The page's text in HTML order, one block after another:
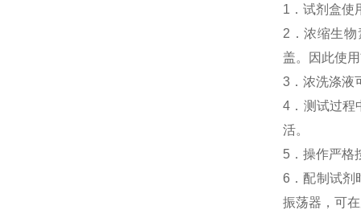
1．试剂盒使
2．浓缩生
盖。因此使
3．浓洗涤液
4．测试过程
活。
5．操作严格
6．配制试剂
振荡器，可